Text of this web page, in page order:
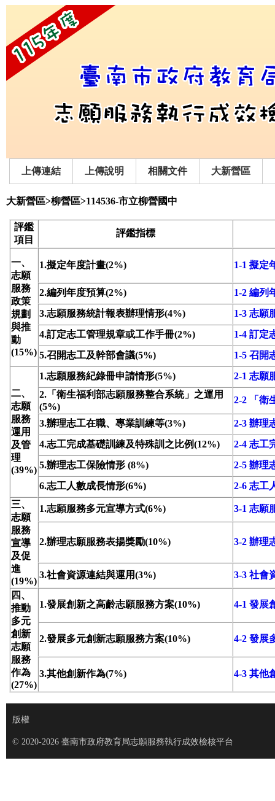
上傳連結 上傳說明 相關文件 大新營區
大新營區>柳營區>114536-市立柳營國中
評鑑
項目
評鑑指標
一、
志願
服務
政策
規劃
與推
動
(15%)
1.擬定年度計畫(2%) 1-1 擬定
2.編列年度預算(2%)
1-2 編列
3.志願服務統計報表辦理情形(4%)
1-3 志願
4.訂定志工管理規章或工作手冊(2%)
1-4 訂定
5.召開志工及幹部會議(5%)
1-5 召開
二、
志願
服務
運用
及管
理
(39%)
1.志願服務紀錄冊申請情形(5%)
2-1 志願
2.「衛生福利部志願服務整合系統」之運用
(5%)
2-2 「衛
3.辦理志工在職、專業訓練等(3%)
2-3 辦理
4.志工完成基礎訓練及特殊訓之比例(12%)
2-4 志工
5.辦理志工保險情形 (8%)
2-5 辦理
6.志工人數成長情形(6%)
2-6 志工
三、
志願
服務
宣導
及促
進
(19%)
1.志願服務多元宣導方式(6%) 3-1 志願
2.辦理志願服務表揚獎勵(10%) 3-2 辦理
3.社會資源連結與運用(3%)
3-3 社會
四、
推動
多元
創新
志願
服務
作為
(27%)
1.發展創新之高齡志願服務方案(10%) 4-1 發展
2.發展多元創新志願服務方案(10%) 4-2 發展
3.其他創新作為(7%) 4-3 其他
版權
© 2020-2026 臺南市政府教育局志願服務執行成效檢核平台